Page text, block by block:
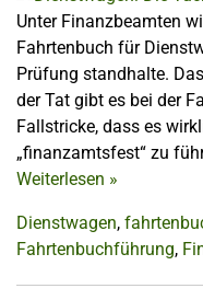
Unter Finanzbeamten
Fahrtenbuch für
Prüfung standhalte.
der Tat gibt es bei der
Fallstricke, dass es
„finanzamtsfest“ zu
Weiterlesen »
Dienstwagen,
Fahrtenbuchführung,